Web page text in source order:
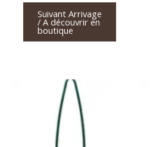
Suivant Arrivage
/ A découvrir en
boutique